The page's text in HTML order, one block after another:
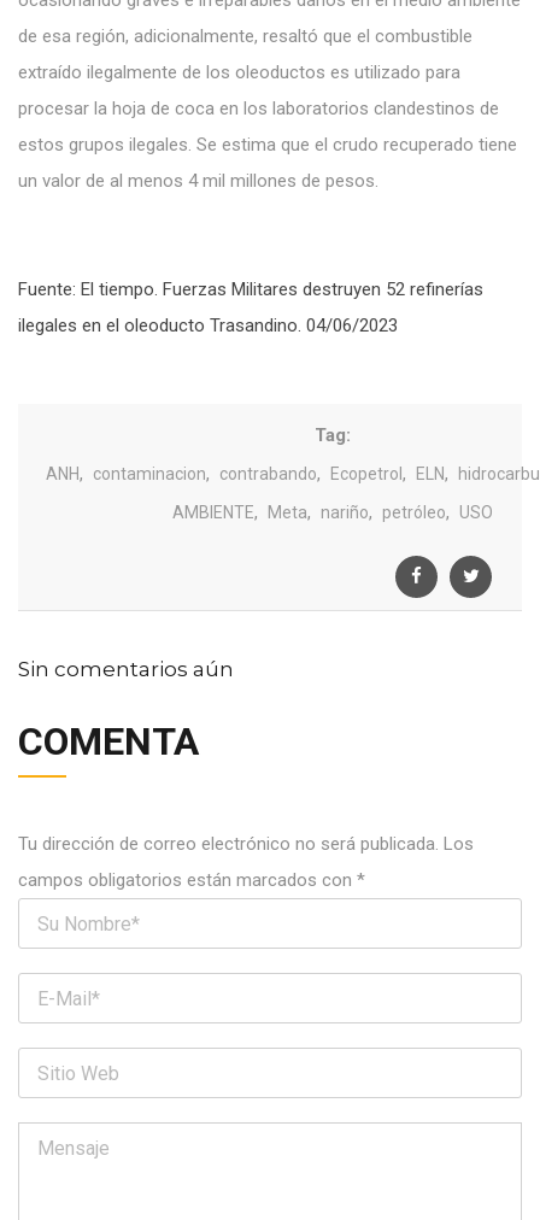
de esa región, adicionalmente, resaltó que el combustible
extraído ilegalmente de los oleoductos es utilizado para
procesar la hoja de coca en los laboratorios clandestinos de
estos grupos ilegales. Se estima que el crudo recuperado tiene
un valor de al menos 4 mil millones de pesos.
Fuente: El tiempo. Fuerzas Militares destruyen 52 refinerías
ilegales en el oleoducto Trasandino. 04/06/2023
Tag:
ANH, contaminacion, contrabando, Ecopetrol , ELN,
AMBIENTE, Meta, nariño, petróleo, USO
Sin comentarios aún
COMENTA
Tu dirección de correo electrónico no será publicada. Los
campos obligatorios están marcados con *